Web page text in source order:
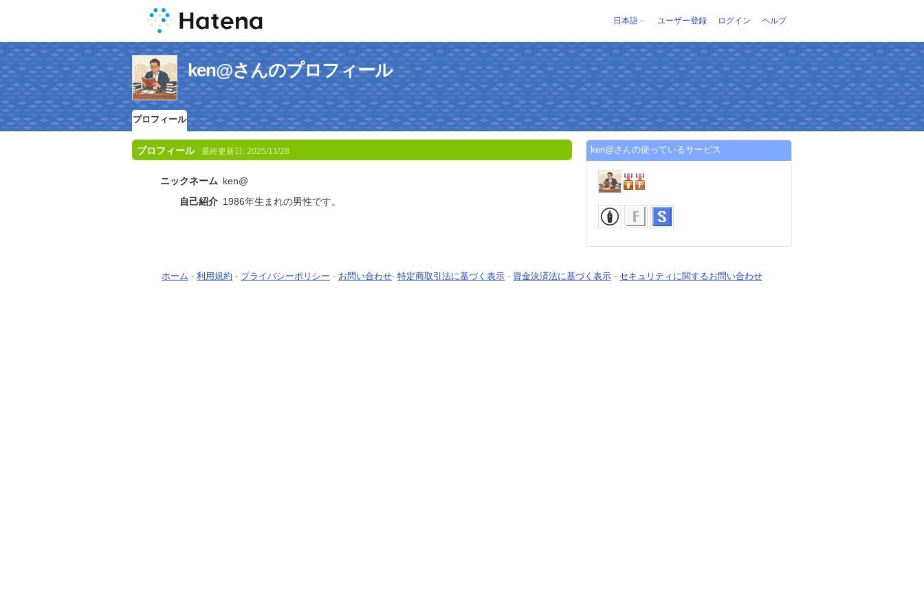
日本語 ユーザー登録 ログイン ヘルプ
ken@さんのプロフィール
プロフィール
プロフィール 最終更新日: 2025/11/28
ニックネーム ken@
自己紹介 1986年生まれの男性です。
ken@さんの使っているサービス
ホーム - 利用規約 - プライバシーポリシー - お問い合わせ- 特定商取引法に基づく表示 - 資金決済法に基づく表示 - セキュリティに関するお問い合わせ